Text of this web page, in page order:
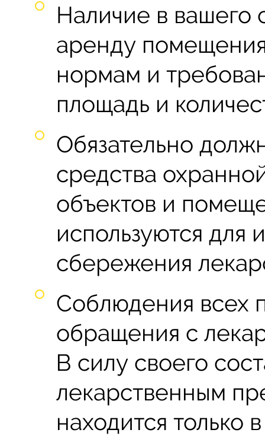
Наличие в вашего
аренду
нормам и
площадь и
Обязательно
средства
объектов и
используются для
сбережения
Соблюдения всех
обращения с
В силу своего
лекарственным
находится только